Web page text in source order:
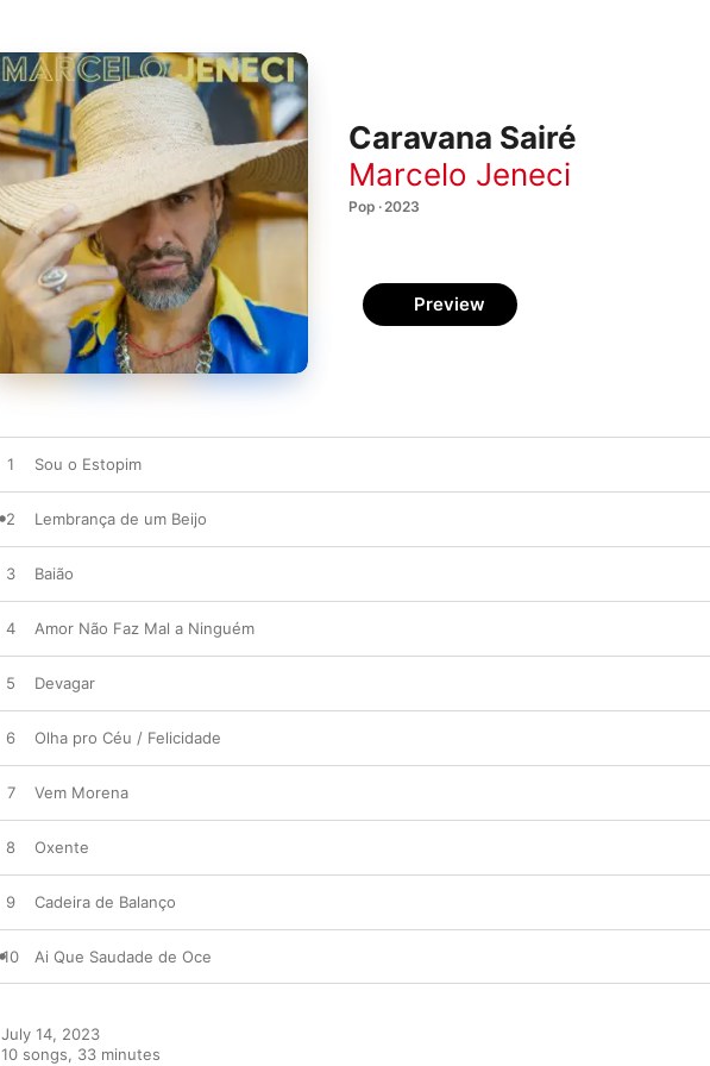
Caravana Sairé
Marcelo Jeneci
Pop · 2023
Preview
1 Sou o Estopim
2 Lembrança de um Beijo
3 Baião
4 Amor Não Faz Mal a Ninguém
5 Devagar
6 Olha pro Céu / Felicidade
7 Vem Morena
8 Oxente
9 Cadeira de Balanço
10 Ai Que Saudade de Oce
July 14, 2023
10 songs, 33 minutes